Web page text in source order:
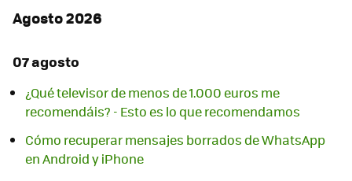
Agosto 2026
07 agosto
¿Qué televisor de menos de 1.000 euros me
recomendáis? - Esto es lo que recomendamos
Cómo recuperar mensajes borrados de WhatsApp
en Android y iPhone